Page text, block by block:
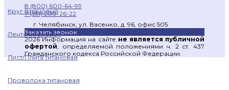
Круг титановый
Лента титановая
Лист/Плита титановая
Проволока титановая
8 (800) 600-64-99
7 (351) 200-26-22
г. Челябинск, ул. Васенко, д. 96, офис 505
Заказать звонок
2026 Информация на сайте не является публичной
офертой , определяемой положениями ч. 2 ст. 437
Гражданского кодекса Российской Федерации.